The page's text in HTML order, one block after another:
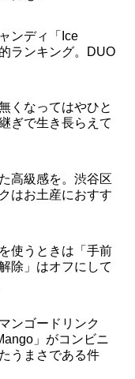
ンディ「Ice
ランキング。DUO
くなってはやひと
ぎで生き長らえて
高級感を。渋谷区
はお土産におすす
使うときは「手前
除」はオフにして
ンゴードリンク
」がコンビニ
うまさである件